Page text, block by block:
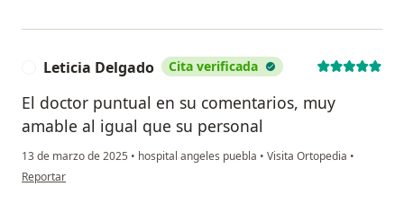
Leticia Delgado Cita verificada
El doctor puntual en su comentarios, muy
amable al igual que su personal
13 de marzo de 2025 • hospital angeles puebla • Visita Ortopedia •
en opinión del usuario Leticia Delgado
Reportar